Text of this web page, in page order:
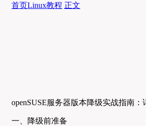
首页Linux教程 正文
openSUSE服务器版本降级实战指南
一、降级前准备